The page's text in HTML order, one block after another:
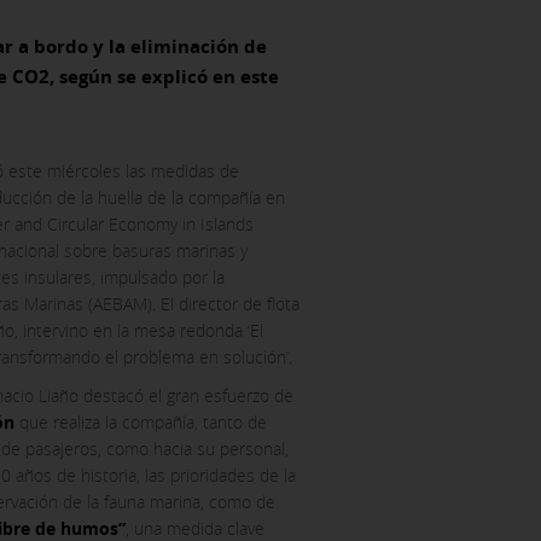
a bordo y la eliminación de
según se explicó en este
este miércoles las medidas de
de la huella de la compañía en
and Circular Economy in Islands
sobre basuras marinas y
insulares, impulsado por la
Marinas (AEBAM). El director de flota
intervino en la mesa redonda ‘El
el problema en solución’.
Liaño destacó el gran esfuerzo de
que realiza la compañía, tanto de
pasajeros, como hacia su personal,
años de historia, las prioridades de la
de la fauna marina, como de
de humos”, una medida clave
ACEPTAR TODAS